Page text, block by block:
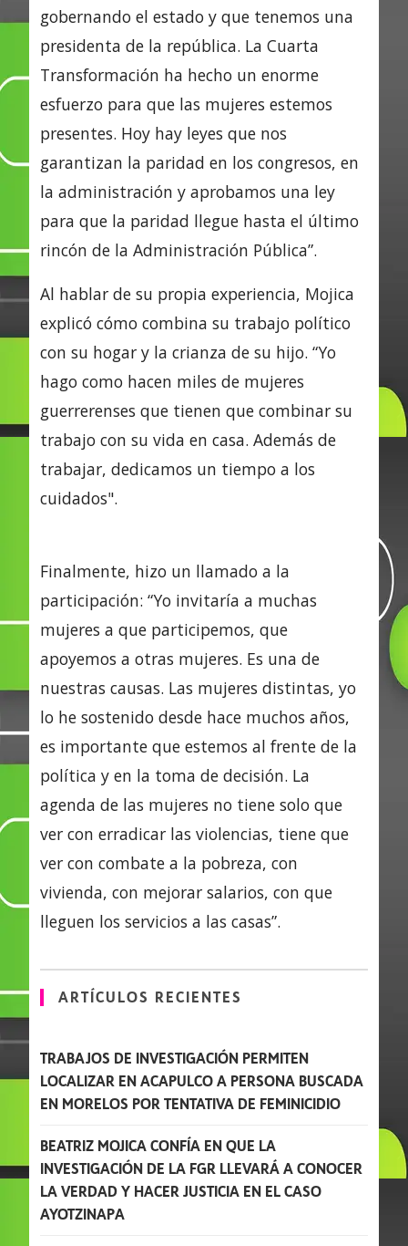
gobernando el estado y que tenemos una
presidenta de la república. La Cuarta
Transformación ha hecho un enorme
esfuerzo para que las mujeres estemos
presentes. Hoy hay leyes que nos
garantizan la paridad en los congresos, en
la administración y aprobamos una ley
para que la paridad llegue hasta el último
rincón de la Administración Pública”.
Al hablar de su propia experiencia, Mojica
explicó cómo combina su trabajo político
con su hogar y la crianza de su hijo. “Yo
hago como hacen miles de mujeres
guerrerenses que tienen que combinar su
trabajo con su vida en casa. Además de
trabajar, dedicamos un tiempo a los
cuidados".
Finalmente, hizo un llamado a la
participación: “Yo invitaría a muchas
mujeres a que participemos, que
apoyemos a otras mujeres. Es una de
nuestras causas. Las mujeres distintas, yo
lo he sostenido desde hace muchos años,
es importante que estemos al frente de la
política y en la toma de decisión. La
agenda de las mujeres no tiene solo que
ver con erradicar las violencias, tiene que
ver con combate a la pobreza, con
vivienda, con mejorar salarios, con que
lleguen los servicios a las casas”.
ARTÍCULOS RECIENTES
TRABAJOS DE INVESTIGACIÓN PERMITEN
LOCALIZAR EN ACAPULCO A PERSONA BUSCADA
EN MORELOS POR TENTATIVA DE FEMINICIDIO
BEATRIZ MOJICA CONFÍA EN QUE LA
INVESTIGACIÓN DE LA FGR LLEVARÁ A CONOCER
LA VERDAD Y HACER JUSTICIA EN EL CASO
AYOTZINAPA